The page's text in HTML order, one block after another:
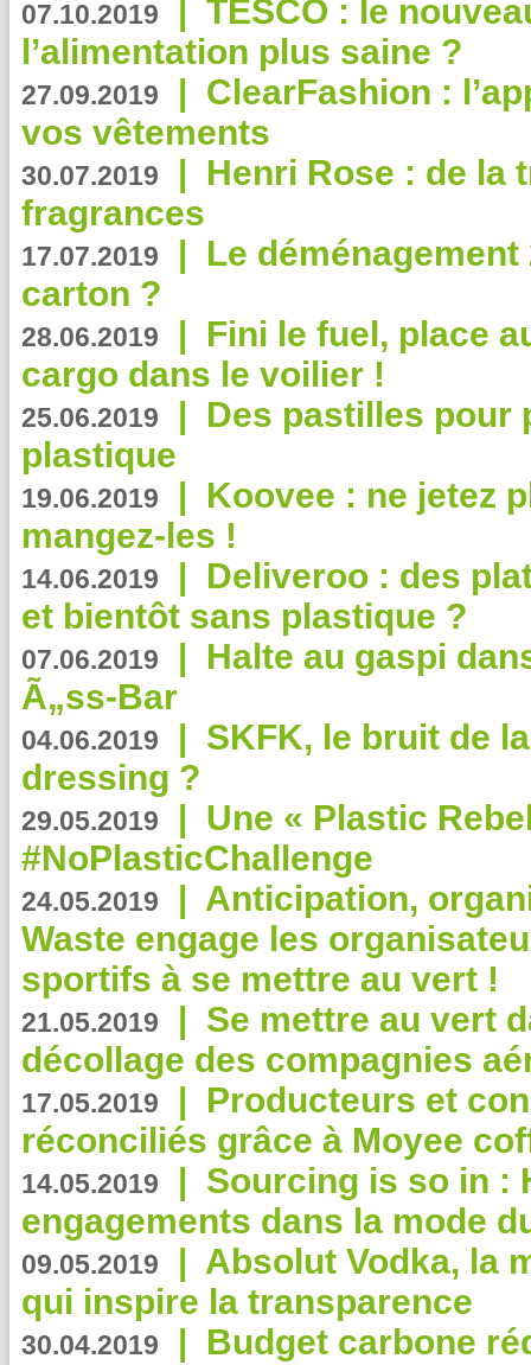
07.10.2019 | TESCO : le
l’alimentation plus saine ?
27.09.2019 | ClearFashion :
vos vêtements
30.07.2019 | Henri Rose : de la
fragrances
17.07.2019 | Le
carton ?
28.06.2019 | Fini le fuel, place
cargo dans le voilier !
25.06.2019 | Des pastilles pour
plastique
19.06.2019 | Koovee : ne jetez
mangez-les !
14.06.2019 | Deliveroo : des
et bientôt sans plastique ?
07.06.2019 | Halte au gaspi
Ã„ss-Bar
04.06.2019 | SKFK, le bruit de
dressing ?
29.05.2019 | Une « Plastic
#NoPlasticChallenge
24.05.2019 | Anticipation,
Waste engage les
sportifs à se mettre au vert !
21.05.2019 | Se mettre au vert
décollage des compagnies
17.05.2019 | Producteurs et
réconciliés grâce à Moyee
14.05.2019 | Sourcing is so in :
engagements dans la mode
09.05.2019 | Absolut Vodka, la
qui inspire la transparence
30.04.2019 | Budget carbone